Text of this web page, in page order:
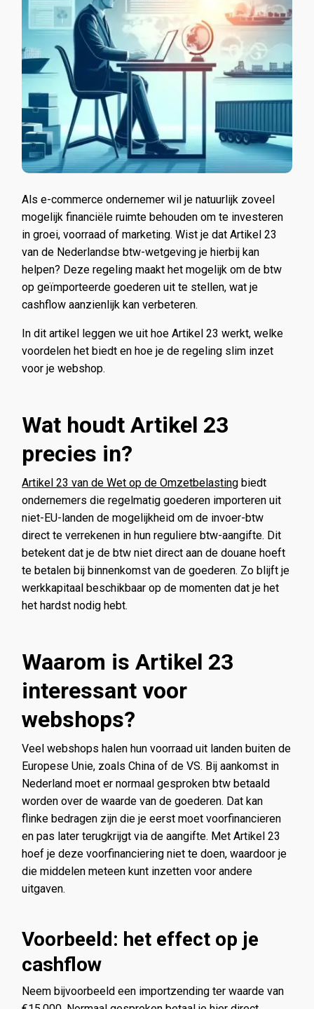
Als e-commerce ondernemer wil je natuurlijk zoveel
mogelijk financiële ruimte behouden om te investeren
in groei, voorraad of marketing. Wist je dat Artikel 23
van de Nederlandse btw-wetgeving je hierbij kan
helpen? Deze regeling maakt het mogelijk om de btw
op geïmporteerde goederen uit te stellen, wat je
cashflow aanzienlijk kan verbeteren.
In dit artikel leggen we uit hoe Artikel 23 werkt, welke
voordelen het biedt en hoe je de regeling slim inzet
voor je webshop.
Wat houdt Artikel 23
precies in?
Artikel 23 van de Wet op de Omzetbelasting biedt
ondernemers die regelmatig goederen importeren uit
niet-EU-landen de mogelijkheid om de invoer-btw
direct te verrekenen in hun reguliere btw-aangifte. Dit
betekent dat je de btw niet direct aan de douane hoeft
te betalen bij binnenkomst van de goederen. Zo blijft je
werkkapitaal beschikbaar op de momenten dat je het
het hardst nodig hebt.
Waarom is Artikel 23
interessant voor
webshops?
Veel webshops halen hun voorraad uit landen buiten de
Europese Unie, zoals China of de VS. Bij aankomst in
Nederland moet er normaal gesproken btw betaald
worden over de waarde van de goederen. Dat kan
flinke bedragen zijn die je eerst moet voorfinancieren
en pas later terugkrijgt via de aangifte. Met Artikel 23
hoef je deze voorfinanciering niet te doen, waardoor je
die middelen meteen kunt inzetten voor andere
uitgaven.
Voorbeeld: het effect op je
cashflow
Neem bijvoorbeeld een importzending ter waarde van